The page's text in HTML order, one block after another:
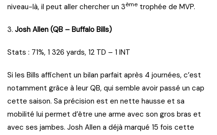
niveau-là, il peut aller chercher un 3ème trophée de MVP.
3. Josh Allen (QB – Buffalo Bills)
Stats : 71%, 1 326 yards, 12 TD – 1 INT
Si les Bills affichent un bilan parfait après 4 journées, c’est
notamment grâce à leur QB, qui semble avoir passé un cap
cette saison. Sa précision est en nette hausse et sa
mobilité lui permet d’être une arme avec son gros bras et
avec ses jambes. Josh Allen a déjà marqué 15 fois cette